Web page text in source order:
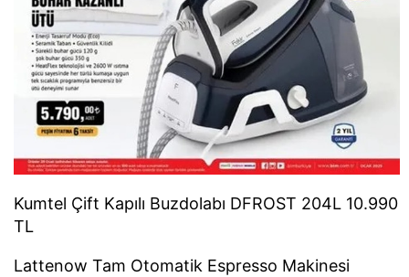
Kumtel Çift Kapılı Buzdolabı DFROST 204L 10.990
TL
Lattenow Tam Otomatik Espresso Makinesi